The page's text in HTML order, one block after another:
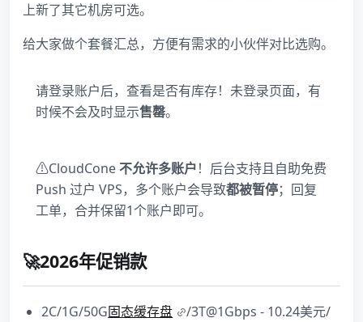
上新了其它机房可选。
给大家做个套餐汇总，方便有需求的小伙伴对比选购。
请登录账户后，查看是否有库存！未登录页面，有
时候不会及时显示售罄。
⚠CloudCone不允许多账户！后台支持且自助免费
Push 过户 VPS，多个账户会导致都被暂停；回复
工单，合并保留1个账户即可。
🚀2026年促销款
2C/1G/50G固态缓存盘
/3T@1Gbps - 10.24美元/